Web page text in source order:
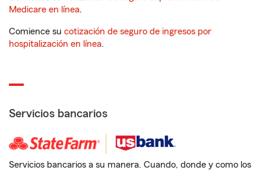
Medicare en línea.
Comience su cotización de seguro de ingresos por
hospitalización en línea.
Servicios bancarios
Servicios bancarios a su manera. Cuando, donde y como los